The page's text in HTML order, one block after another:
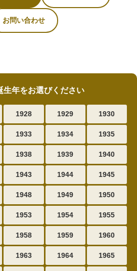
お問い合わせ
生年をお選びください
1928 1929 1930
1933 1934 1935
1938 1939 1940
1943 1944 1945
1948 1949 1950
1953 1954 1955
1958 1959 1960
1963 1964 1965